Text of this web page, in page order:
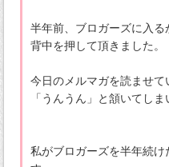
半年前、ブロガーズに入る
背中を押して頂きました。
今日のメルマガを読ませて
「うんうん」と頷いてしま
私がブロガーズを半年続